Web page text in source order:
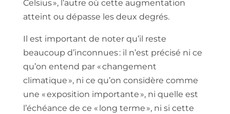
Celsius », l’autre où cette augmentation
atteint ou dépasse les deux degrés.
Il est important de noter qu’il reste
beaucoup d’inconnues : il n’est précisé ni ce
qu’on entend par « changement
climatique », ni ce qu’on considère comme
une « exposition importante », ni quelle est
l’échéance de ce « long terme », ni si cette